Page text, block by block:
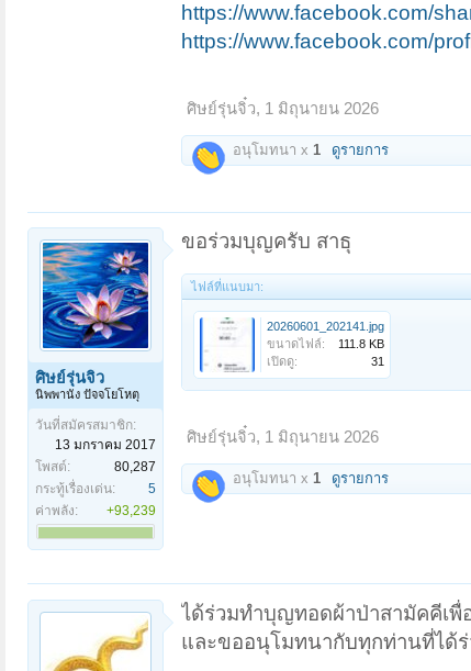
https://www.facebook.com/
https://www.facebook.com/
ศิษย์รุ่นจิ๋ว, 1 มิถุนายน 2026
อนุโมทนา x 1 ดูรายการ
ศิษย์รุ่นจิ๋ว
นิพพานัง ปัจจโยโหตุ
วันที่สมัครสมาชิก:
13 มกราคม 2017
โพสต์:
80,287
กระทู้เรื่องเด่น:
5
ค่าพลัง:
+93,239
ขอร่วมบุญครับ สาธุ
ไฟล์ที่แนบมา:
20260601_202141.jpg
ขนาดไฟล์:
111.8 KB
เปิดดู:
31
ศิษย์รุ่นจิ๋ว, 1 มิถุนายน 2026
อนุโมทนา x 1 ดูรายการ
ได้ร่วมทำบุญทอดผ้าป่าสามัคคีเพื่
และขออนุโมทนากับทุกท่านที่ได้